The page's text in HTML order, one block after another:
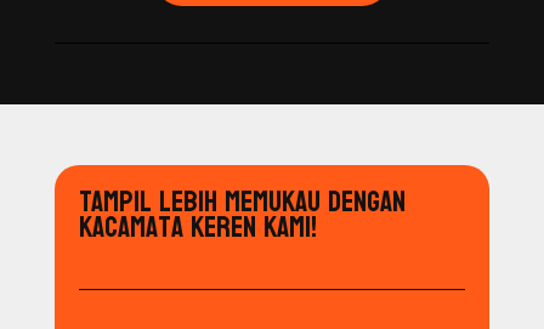
Tampil Lebih Memukau dengan
Kacamata Keren Kami!